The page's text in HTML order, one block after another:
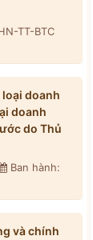
TT-BTC
doanh
doanh
do Thủ
Ban hành:
và chính